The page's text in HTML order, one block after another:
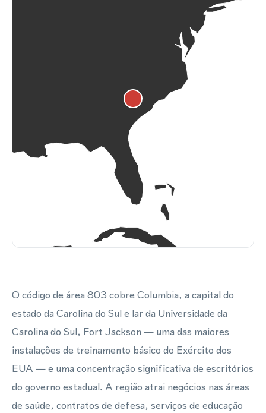
O código de área 803 cobre Columbia, a capital do
estado da Carolina do Sul e lar da Universidade da
Carolina do Sul, Fort Jackson — uma das maiores
instalações de treinamento básico do Exército dos
EUA — e uma concentração significativa de escritórios
do governo estadual. A região atrai negócios nas áreas
de saúde, contratos de defesa, serviços de educação